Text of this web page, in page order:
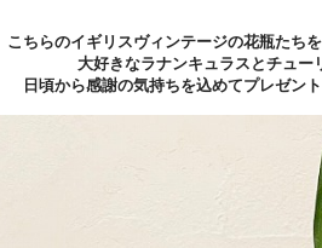
こちらのイギリスヴィンテージの花瓶たちを
大好きなラナンキュラスとチュー
日頃から感謝の気持ちを込めてプレゼント